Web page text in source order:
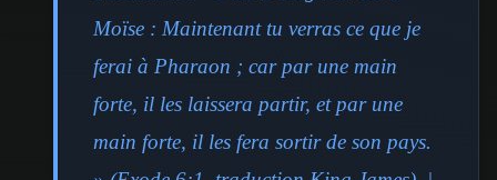
Moïse : Maintenant tu verras ce que je
ferai à Pharaon ; car par une main
forte, il les laissera partir, et par une
main forte, il les fera sortir de son pays.